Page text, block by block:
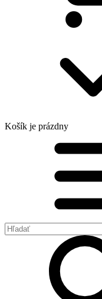
Košík je prázdny